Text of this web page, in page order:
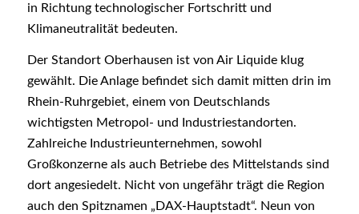
in Richtung technologischer Fortschritt und
Klimaneutralität bedeuten.
Der Standort Oberhausen ist von Air Liquide klug
gewählt. Die Anlage befindet sich damit mitten drin im
Rhein-Ruhrgebiet, einem von Deutschlands
wichtigsten Metropol- und Industriestandorten.
Zahlreiche Industrieunternehmen, sowohl
Großkonzerne als auch Betriebe des Mittelstands sind
dort angesiedelt. Nicht von ungefähr trägt die Region
auch den Spitznamen „DAX-Hauptstadt“. Neun von